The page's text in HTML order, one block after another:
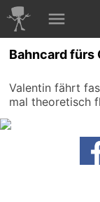
Bahncard fürs
Valentin fährt
mal theoretisch